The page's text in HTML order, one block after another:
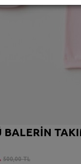
BALERİN
500,00 TL